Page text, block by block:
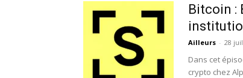
Bitcoin :
Ailleurs - 28
Dans cet
crypto chez